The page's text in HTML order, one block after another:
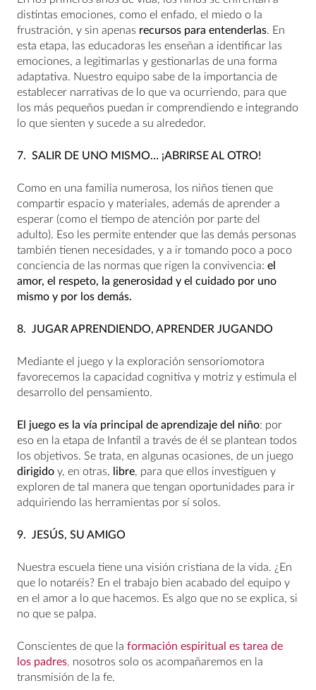
distintas emociones, como el enfado, el miedo o la
frustración, y sin apenas recursos para entenderlas. En
esta etapa, las educadoras les enseñan a identificar las
emociones, a legitimarlas y gestionarlas de una forma
adaptativa. Nuestro equipo sabe de la importancia de
establecer narrativas de lo que va ocurriendo, para que
los más pequeños puedan ir comprendiendo e integrando
lo que sienten y sucede a su alrededor.
7. SALIR DE UNO MISMO… ¡ABRIRSE AL OTRO!
Como en una familia numerosa, los niños tienen que
compartir espacio y materiales, además de aprender a
esperar (como el tiempo de atención por parte del
adulto). Eso les permite entender que las demás personas
también tienen necesidades, y a ir tomando poco a poco
conciencia de las normas que rigen la convivencia: el
amor, el respeto, la generosidad y el cuidado por uno
mismo y por los demás.
8. JUGAR APRENDIENDO, APRENDER JUGANDO
Mediante el juego y la exploración sensoriomotora
favorecemos la capacidad cognitiva y motriz y estimula el
desarrollo del pensamiento.
El juego es la vía principal de aprendizaje del niño: por
eso en la etapa de Infantil a través de él se plantean todos
los objetivos. Se trata, en algunas ocasiones, de un juego
dirigido y, en otras, libre, para que ellos investiguen y
exploren de tal manera que tengan oportunidades para ir
adquiriendo las herramientas por sí solos.
9. JESÚS, SU AMIGO
Nuestra escuela tiene una visión cristiana de la vida. ¿En
que lo notaréis? En el trabajo bien acabado del equipo y
en el amor a lo que hacemos. Es algo que no se explica, si
no que se palpa.
Conscientes de que la formación espiritual es tarea de
los padres, nosotros solo os acompañaremos en la
transmisión de la fe.